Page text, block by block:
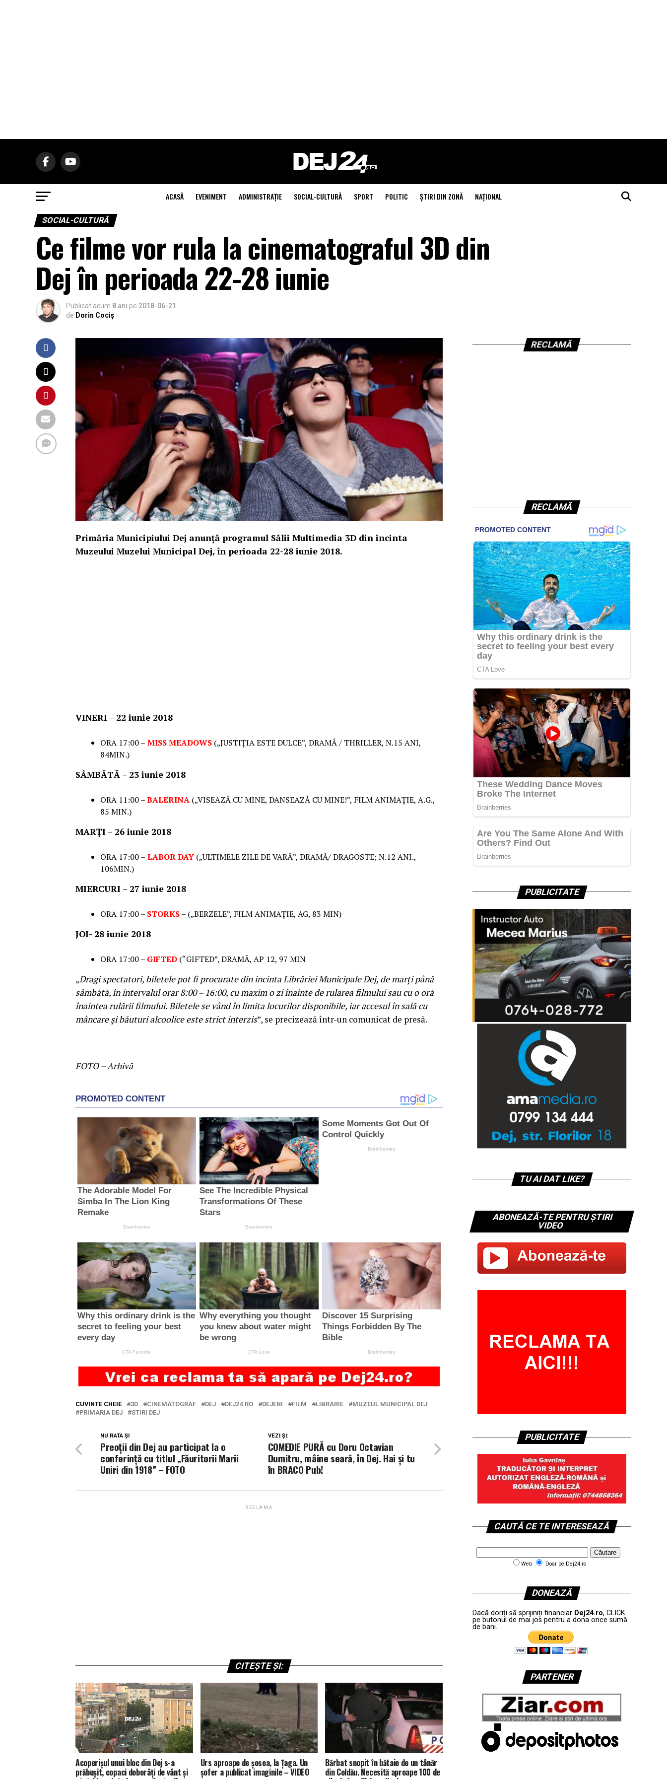
ACASĂ EVENIMENT ADMINISTRAŢIE SOCIAL-CULTURĂ SPORT POLITIC ŞTIRI DIN ZONĂ NAŢIONAL
SOCIAL-CULTURĂ
Ce filme vor rula la cinematograful 3D din
Dej în perioada 22-28 iunie
Publicat acum 8 ani pe 2018-06-21
de Dorin Cociș
Primăria Municipiului Dej anunță programul Sălii Multimedia 3D din incinta
Muzeului Muzelui Municipal Dej, în perioada 22-28 iunie 2018.
VINERI – 22 iunie 2018
ORA 17:00 – MISS MEADOWS („JUSTIȚIA ESTE DULCE”, DRAMĂ / THRILLER, N.15 ANI,
84MIN.)
SÂMBĂTĂ – 23 iunie 2018
ORA 11:00 –BALERINA („VISEAZĂ CU MINE, DANSEAZĂ CU MINE!”, FILM ANIMAȚIE, A.G.,
85 MIN.)
MARȚI – 26 iunie 2018
ORA 17:00 – LABOR DAY („ULTIMELE ZILE DE VARĂ”, DRAMĂ/ DRAGOSTE; N.12 ANI.,
106MIN.)
MIERCURI – 27 iunie 2018
ORA 17:00 – STORKS– („BERZELE”, FILM ANIMAȚIE, AG, 83 MIN)
JOI- 28 iunie 2018
ORA 17:00 – GIFTED (“GIFTED”, DRAMĂ, AP 12, 97 MIN
„Dragi spectatori, biletele pot fi procurate din incinta Librăriei Municipale Dej, de marți până
sâmbătă, în intervalul orar 8:00 – 16:00, cu maxim o zi înainte de rularea filmului sau cu o oră
înaintea rulării filmului. Biletele se vând în limita locurilor disponibile, iar accesul în sală cu
mâncare și băuturi alcoolice este strict interzis”, se precizează într-un comunicat de presă.
FOTO – Arhivă
CUVINTE CHEIE 3D CINEMATOGRAF DEJ DEJ24.RO DEJENI FILM LIBRARIE
MUZEUL MUNICIPAL DEJ
PRIMARIA DEJ
STIRI DEJ
VEZI ȘI:
COMEDIE PURĂ cu Doru Octavian
Dumitru, mâine seară, în Dej. Hai și tu
în BRACO Pub!
NU RATA ȘI
Preoții din Dej au participat la o
conferință cu titlul „Făuritorii Marii
Uniri din 1918” – FOTO
RECLAMĂ
CITEȘTE ȘI:
Acoperișul unui bloc din Dej s-a
prăbușit, copaci doborâți de vânt și
Urs aproape de șosea, la Țaga. Un
șofer a publicat imaginile – VIDEO
Bărbat snopit în bătaie de un tânăr
din Coldău. Necesită aproape 100 de
RECLAMĂ
RECLAMĂ
PUBLICITATE
TU AI DAT LIKE?
ABONEAZĂ-TE PENTRU ȘTIRI
VIDEO
PUBLICITATE
CAUTĂ CE TE INTERESEAZĂ
Web Doar pe Dej24.ro
DONEAZĂ
Dacă doriți să sprijiniți financiar Dej24.ro, CLICK
pe butonul de mai jos pentru a dona orice sumă
de bani.
PARTENER